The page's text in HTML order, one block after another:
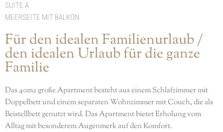
SUITE A
MEERSEITE MIT BALKON
Für den idealen Familienurlaub /
den idealen Urlaub für die ganze
Familie
Das 40m2 große Apartment besteht aus einem Schlafzimmer mit
Doppelbett und einem separaten Wohnzimmer mit Couch, die als
Beistellbett genutzt wird. Das Apartment bietet Erholung vom
Alltag mit besonderem Augenmerk auf den Komfort.